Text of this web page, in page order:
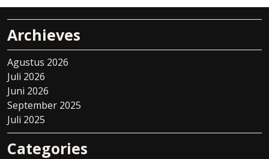
Archieves
Agustus 2026
Juli 2026
Juni 2026
September 2025
Juli 2025
Categories